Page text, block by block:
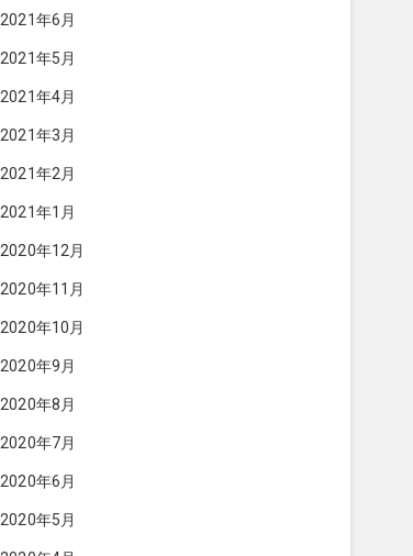
2021年6月
2021年5月
2021年4月
2021年3月
2021年2月
2021年1月
2020年12月
2020年11月
2020年10月
2020年9月
2020年8月
2020年7月
2020年6月
2020年5月